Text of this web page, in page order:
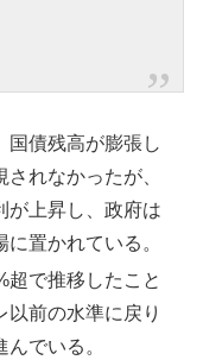
国債残高が膨張し
れなかったが、
が上昇し、政府は
置かれている。
超で推移したこと
以前の水準に戻り
でいる。